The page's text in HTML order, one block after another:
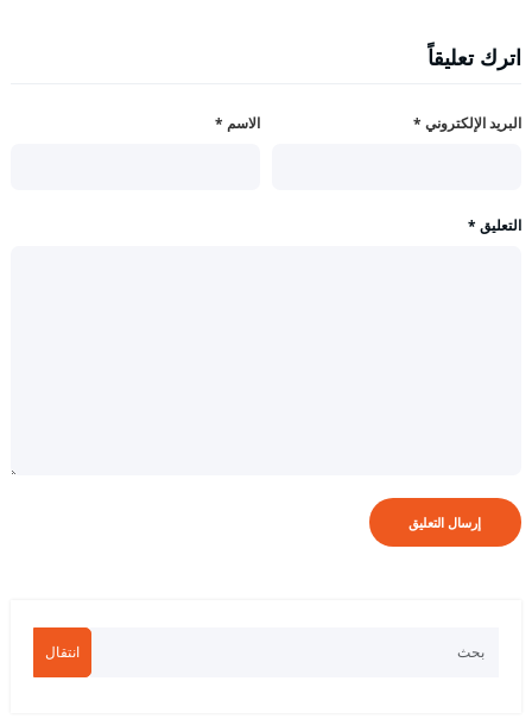
اترك تعليقاً
الاسم * البريد الإلكتروني *
التعليق *
انتقال